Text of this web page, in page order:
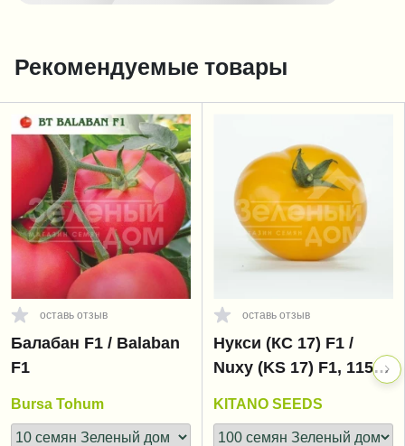
Рекомендуемые товары
оставь отзыв
Балабан F1 / Balaban
F1
Bursa Tohum
оставь отзыв
Нукси (КС 17) F1 /
Nuxy (KS 17) F1, 115-
KITANO SEEDS